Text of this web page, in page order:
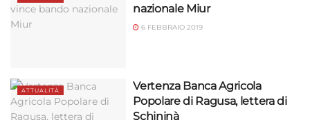
nazionale Miur
6 FEBBRAIO 2019
ATTUALITÀ
Vertenza Banca Agricola
Popolare di Ragusa, lettera di
Schininà